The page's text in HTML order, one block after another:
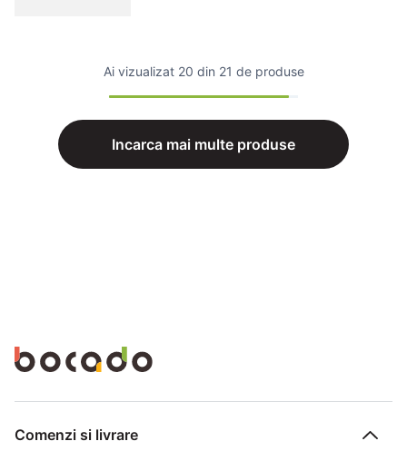
Ai vizualizat 20 din 21 de produse
Incarca mai multe produse
Comenzi si livrare